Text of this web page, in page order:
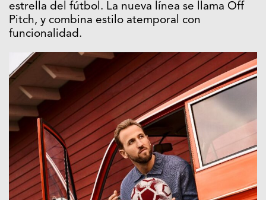
estrella del fútbol. La nueva línea se llama Off
Pitch, y combina estilo atemporal con
funcionalidad.